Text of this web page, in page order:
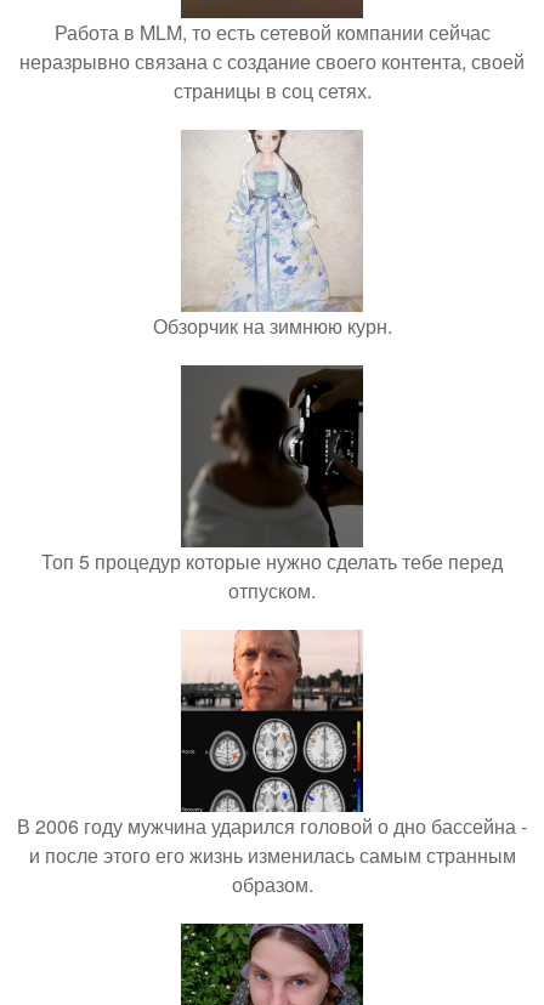
Работа в MLM, то есть сетевой компании сейчас
неразрывно связана с создание своего контента, своей
страницы в соц сетях.
Обзорчик на зимнюю курн.
Топ 5 процедур которые нужно сделать тебе перед
отпуском.
В 2006 году мужчина ударился головой о дно бассейна -
и после этого его жизнь изменилась самым странным
образом.